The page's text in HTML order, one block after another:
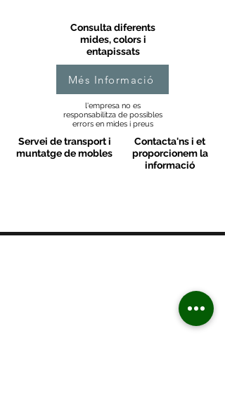
Consulta diferents
mides, colors i
entapissats
Més Informació
l'empresa no es
responsabilitza de possibles
errors en mides i preus
Servei de transport i
muntatge de mobles
Contacta'ns i et
proporcionem la
informació